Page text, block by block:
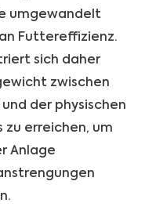
umgewandelt
Futtereffizienz.
sich daher
zwischen
der physischen
erreichen, um
Anlage